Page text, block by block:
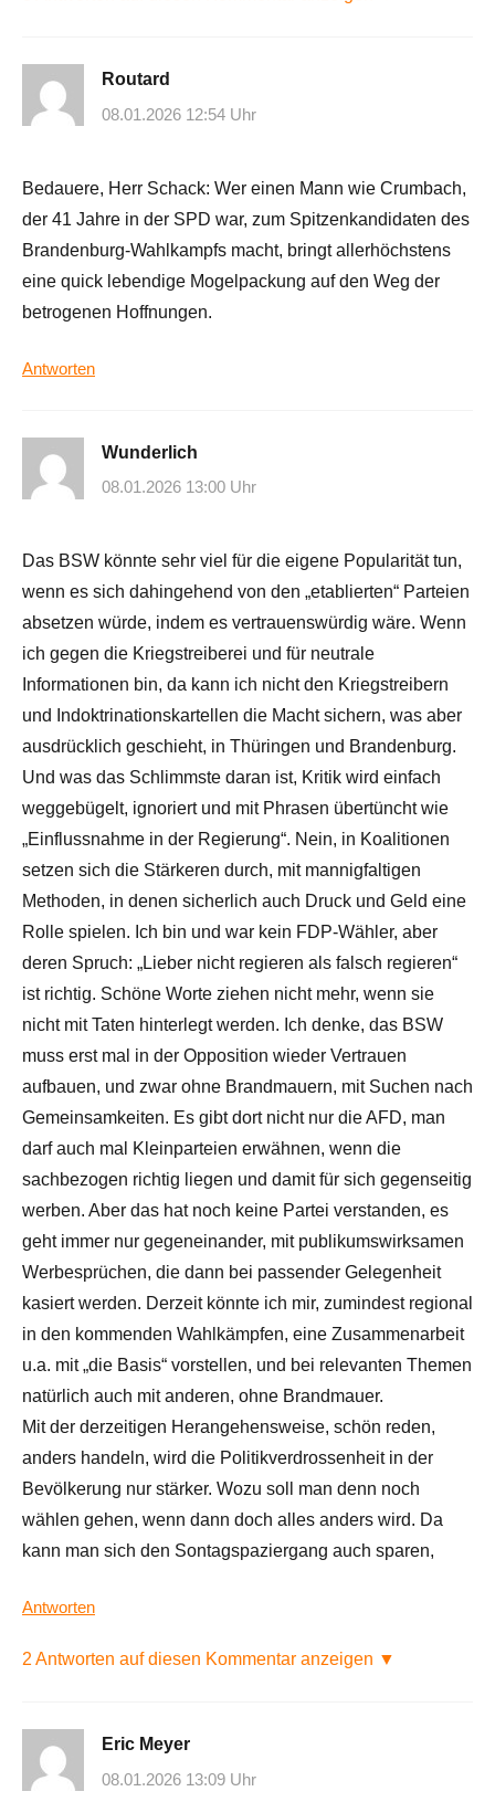
Routard
08.01.2026 12:54 Uhr
Bedauere, Herr Schack: Wer einen Mann wie Crumbach,
der 41 Jahre in der SPD war, zum Spitzenkandidaten des
Brandenburg-Wahlkampfs macht, bringt allerhöchstens
eine quick lebendige Mogelpackung auf den Weg der
betrogenen Hoffnungen.
Antworten
Wunderlich
08.01.2026 13:00 Uhr
Das BSW könnte sehr viel für die eigene Popularität tun,
wenn es sich dahingehend von den „etablierten“ Parteien
absetzen würde, indem es vertrauenswürdig wäre. Wenn
ich gegen die Kriegstreiberei und für neutrale
Informationen bin, da kann ich nicht den Kriegstreibern
und Indoktrinationskartellen die Macht sichern, was aber
ausdrücklich geschieht, in Thüringen und Brandenburg.
Und was das Schlimmste daran ist, Kritik wird einfach
weggebügelt, ignoriert und mit Phrasen übertüncht wie
„Einflussnahme in der Regierung“. Nein, in Koalitionen
setzen sich die Stärkeren durch, mit mannigfaltigen
Methoden, in denen sicherlich auch Druck und Geld eine
Rolle spielen. Ich bin und war kein FDP-Wähler, aber
deren Spruch: „Lieber nicht regieren als falsch regieren“
ist richtig. Schöne Worte ziehen nicht mehr, wenn sie
nicht mit Taten hinterlegt werden. Ich denke, das BSW
muss erst mal in der Opposition wieder Vertrauen
aufbauen, und zwar ohne Brandmauern, mit Suchen nach
Gemeinsamkeiten. Es gibt dort nicht nur die AFD, man
darf auch mal Kleinparteien erwähnen, wenn die
sachbezogen richtig liegen und damit für sich gegenseitig
werben. Aber das hat noch keine Partei verstanden, es
geht immer nur gegeneinander, mit publikumswirksamen
Werbesprüchen, die dann bei passender Gelegenheit
kasiert werden. Derzeit könnte ich mir, zumindest regional
in den kommenden Wahlkämpfen, eine Zusammenarbeit
u.a. mit „die Basis“ vorstellen, und bei relevanten Themen
natürlich auch mit anderen, ohne Brandmauer.
Mit der derzeitigen Herangehensweise, schön reden,
anders handeln, wird die Politikverdrossenheit in der
Bevölkerung nur stärker. Wozu soll man denn noch
wählen gehen, wenn dann doch alles anders wird. Da
kann man sich den Sontagspaziergang auch sparen,
Antworten
2 Antworten auf diesen Kommentar anzeigen ▼
Eric Meyer
08.01.2026 13:09 Uhr